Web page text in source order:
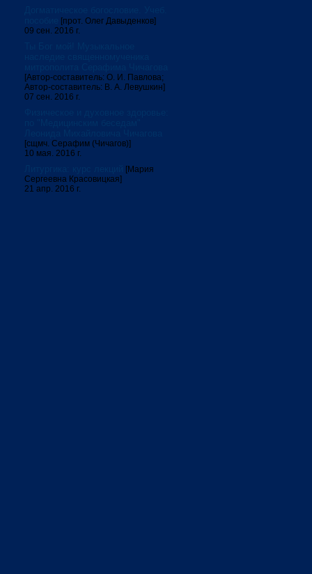
[прот. Олег Давыденков]
09 сен. 2016 г.
[Автор-составитель: О. И. Павлова;
Автор-составитель: В. А. Левушкин]
07 сен. 2016 г.
[сщмч. Серафим (Чичагов)]
10 мая. 2016 г.
[Мария
Сергеевна Красовицкая]
21 апр. 2016 г.